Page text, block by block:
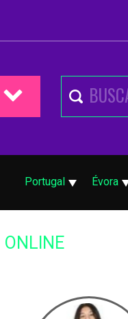
Portugal Évora
ONLINE